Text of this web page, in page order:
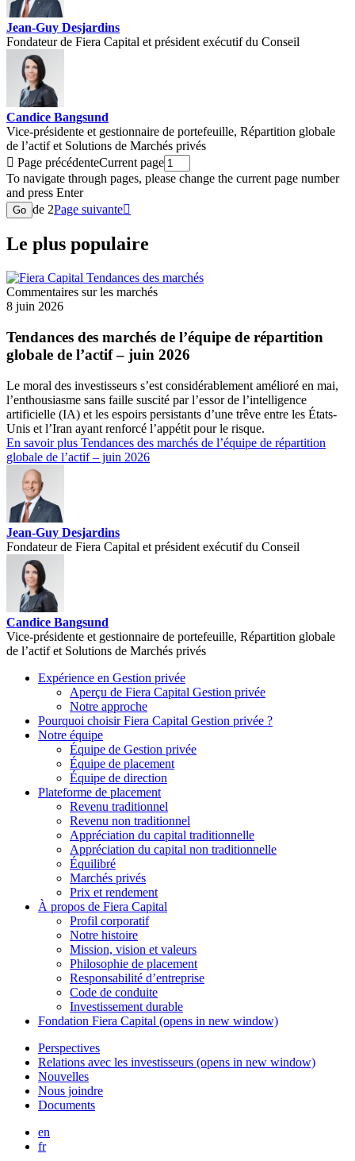
Jean-Guy Desjardins
Fondateur de Fiera Capital et président exécutif du Conseil
Candice Bangsund
Vice-présidente et gestionnaire de portefeuille, Répartition globale
de l’actif et Solutions de Marchés privés
 Page précédenteCurrent page
To navigate through pages, please change the current page number
and press Enter
Go de 2Page suivante
Le plus populaire
Commentaires sur les marchés
8 juin 2026
Tendances des marchés de l’équipe de répartition
globale de l’actif – juin 2026
Le moral des investisseurs s’est considérablement amélioré en mai,
l’enthousiasme sans faille suscité par l’essor de l’intelligence
artificielle (IA) et les espoirs persistants d’une trêve entre les États-
Unis et l’Iran ayant renforcé l’appétit pour le risque.
En savoir plus Tendances des marchés de l’équipe de répartition
globale de l’actif – juin 2026
Jean-Guy Desjardins
Fondateur de Fiera Capital et président exécutif du Conseil
Candice Bangsund
Vice-présidente et gestionnaire de portefeuille, Répartition globale
de l’actif et Solutions de Marchés privés
Expérience en Gestion privée
Aperçu de Fiera Capital Gestion privée
Notre approche
Pourquoi choisirFiera Capital Gestion privée ?
Notre équipe
Équipe de Gestion privée
Équipe de placement
Équipe de direction
Plateforme de placement
Revenu traditionnel
Revenu non traditionnel
Appréciation du capital traditionnelle
Appréciation du capital non traditionnelle
Équilibré
Marchés privés
Prix et rendement
À propos de Fiera Capital
Profil corporatif
Notre histoire
Mission, vision et valeurs
Philosophie de placement
Responsabilité d’entreprise
Code de conduite
Investissement durable
Fondation Fiera Capital (opens in new window)
Perspectives
Relations avec les investisseurs (opens in new window)
Nouvelles
Nous joindre
Documents
en
fr